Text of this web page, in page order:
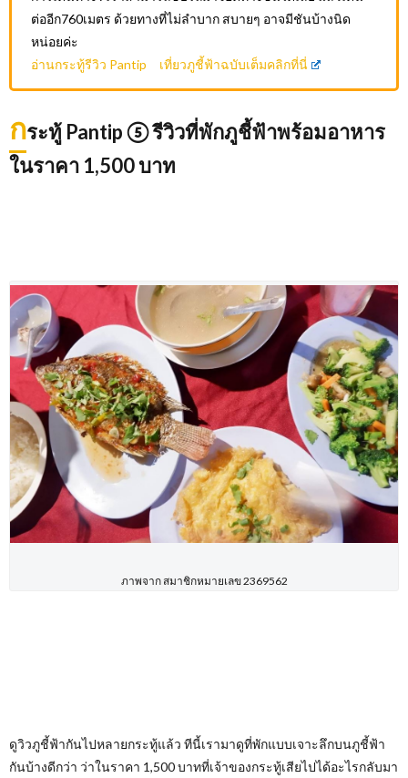
ต่ออีก760เมตร ด้วยทางที่ไม่ลำบาก สบายๆ อาจมีชันบ้างนิด
หน่อยค่ะ
อ่านกระทู้รีวิว Pantip เที่ยวภูชี้ฟ้าฉบับเต็มคลิกที่นี่
กระทู้ Pantip ⑤ รีวิวที่พักภูชี้ฟ้าพร้อมอาหาร
ในราคา 1,500 บาท
ภาพจาก สมาชิกหมายเลข 2369562
ดูวิวภูชี้ฟ้ากันไปหลายกระทู้แล้ว ทีนี้เรามาดูที่พักแบบเจาะลึกบนภูชี้ฟ้า
กันบ้างดีกว่า ว่าในราคา 1,500 บาทที่เจ้าของกระทู้เสียไปได้อะไรกลับมา